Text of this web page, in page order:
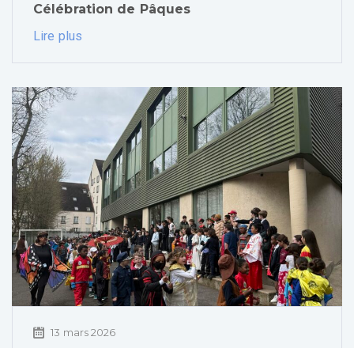
Célébration de Pâques
Lire plus
13 mars 2026